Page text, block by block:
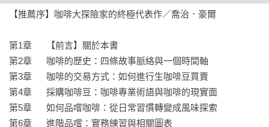
「沒人能比他更清晰、更權威地撰寫咖啡了。」
「他絶對是現今品嚐過最多元種類、各種烘焙風格咖啡的人」
精緻咖啡寫作先驅  肯尼斯．戴維茲
在過去數十年的咖啡書籍作家中，唯有肯尼斯．戴維茲以純粹
作家的身分，自1970年代起全程參與咖啡領域。他不僅親身經
歷了「精緻咖啡運動」，足跡更遍及四大洲，品嚐過各式各樣
的咖啡種類和烘焙風格。自1997年以來，他經營的咖啡評鑑機
【推薦序】咖啡大探險家的終極代表作／喬治．豪爾
第1章      【前言】關於本書
第2章      咖啡的歷史：四條故事脈絡與一個時間軸
第3章      咖啡的交易方式：如何進行生咖啡豆買賣
第4章      採購咖啡豆：咖啡專業術語與咖啡的現實面
第5章      如何品嚐咖啡：從日常習慣轉變成風味探索
第6章      進階品嚐：實務練習與相關圖表